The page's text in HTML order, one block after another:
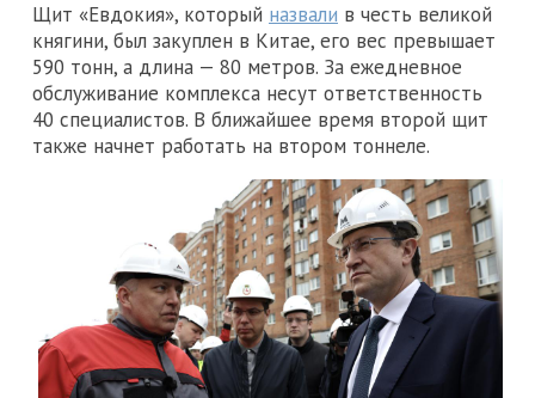
Щит «Евдокия», который назвали в честь великой
княгини, был закуплен в Китае, его вес превышает
590 тонн, а длина — 80 метров. За ежедневное
обслуживание комплекса несут ответственность
40 специалистов. В ближайшее время второй щит
также начнет работать на втором тоннеле.